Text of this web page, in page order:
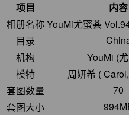
项目
内容
相册名称 YouMi尤蜜荟
目录
机构
YouMi (
模特
周妍希 (
套图数量
70
套图大小